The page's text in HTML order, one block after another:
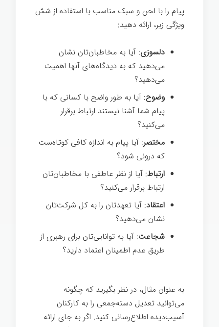
پیام را با لحن و سبک مناسب با استفاده از شش
ویژگی‌ زیر، ارائه دهید:
دلسوزی: آیا به مخاطبان‌تان نشان
می‌دهید که به دیدگاه‌های آنها اهمیت
می‌دهید؟
وضوح: آیا به طور واضح با کسانی که با
پیام شما آشنا نیستند ارتباط برقرار
می‌کنید؟
مختصر: آیا پیام به اندازه کافی کوتاه‌ست
که درونی شود؟
ارتباط: آیا از نظر عاطفی با مخاطبان‌تان
ارتباط برقرار می‌کنید؟
اعتقاد: آیا تعهدتان را به کل شرکت‌تان
نشان می‌دهید؟
شجاعت: آیا به توانایی‌تان برای رهبری از
طریق عدم اطمینان اعتماد دارید؟
به عنوان مثال، در نظر بگیرید که چگونه
می‌توانید تعدیل دسته‌جمعی را به کارکنان
آسیب‌دیده اطلاع‌رسانی کنید. اگر به جای ارائه